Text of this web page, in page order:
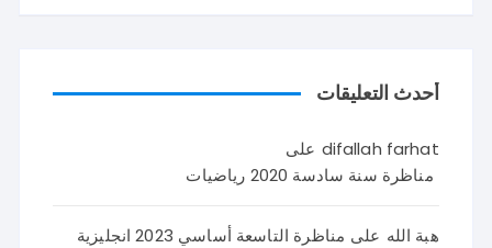
أحدث التعليقات
difallah farhat على
مناظرة سنة سادسة 2020 رياضيات
هبة الله على مناظرة التاسعة أساسي 2023 انجليزية